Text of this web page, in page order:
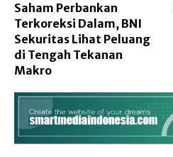
Saham Perbankan
Terkoreksi Dalam, BNI
Sekuritas Lihat Peluang
di Tengah Tekanan
Makro